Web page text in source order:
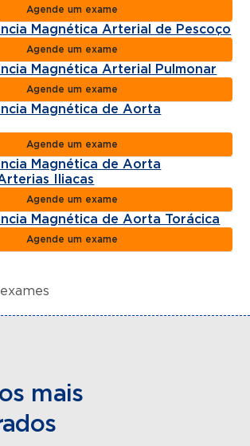
Agende um exame
Magnética Arterial de Pescoço
Agende um exame
Magnética Arterial Pulmonar
Agende um exame
Magnética de Aorta
Agende um exame
Magnética de Aorta
Iliacas
Agende um exame
Magnética de Aorta Torácica
Agende um exame
mais